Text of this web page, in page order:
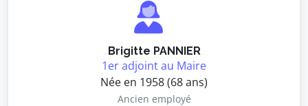
Brigitte PANNIER
1er adjoint au Maire
Née en 1958 (68 ans)
Ancien employé